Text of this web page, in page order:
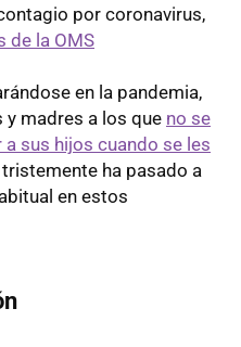
por coronavirus,
de la OMS
en la pandemia,
madres a los que no se
sus hijos cuando se les
tristemente ha pasado a
en estos